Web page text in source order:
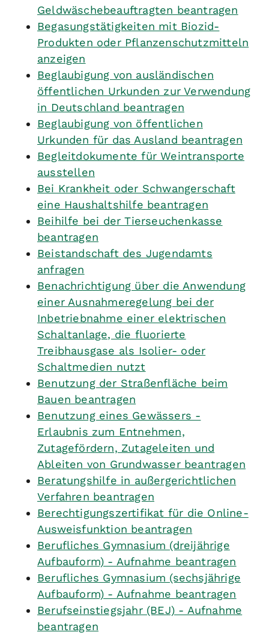
Geldwäschebeauftragten beantragen
Begasungstätigkeiten mit Biozid-
Produkten oder Pflanzenschutzmitteln
anzeigen
Beglaubigung von ausländischen
öffentlichen Urkunden zur Verwendung
in Deutschland beantragen
Beglaubigung von öffentlichen
Urkunden für das Ausland beantragen
Begleitdokumente für Weintransporte
ausstellen
Bei Krankheit oder Schwangerschaft
eine Haushaltshilfe beantragen
Beihilfe bei der Tierseuchenkasse
beantragen
Beistandschaft des Jugendamts
anfragen
Benachrichtigung über die Anwendung
einer Ausnahmeregelung bei der
Inbetriebnahme einer elektrischen
Schaltanlage, die fluorierte
Treibhausgase als Isolier- oder
Schaltmedien nutzt
Benutzung der Straßenfläche beim
Bauen beantragen
Benutzung eines Gewässers -
Erlaubnis zum Entnehmen,
Zutagefördern, Zutageleiten und
Ableiten von Grundwasser beantragen
Beratungshilfe in außergerichtlichen
Verfahren beantragen
Berechtigungszertifikat für die Online-
Ausweisfunktion beantragen
Berufliches Gymnasium (dreijährige
Aufbauform) - Aufnahme beantragen
Berufliches Gymnasium (sechsjährige
Aufbauform) - Aufnahme beantragen
Berufseinstiegsjahr (BEJ) - Aufnahme
beantragen